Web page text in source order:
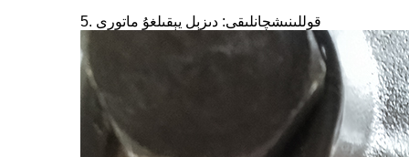
5. قوللىنىشچانلىقى: دىزېل يېقىلغۇ ماتورى